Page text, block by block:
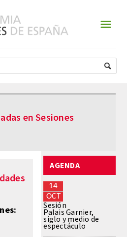
☰
en Sesiones
AGENDA
14
OCT
Sesión
Palais Garnier,
siglo y medio de
espectáculo